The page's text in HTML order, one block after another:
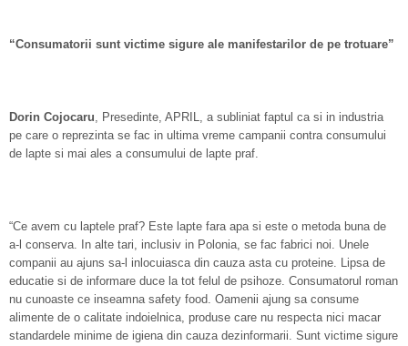
“Consumatorii sunt victime sigure ale manifestarilor de pe trotuare”
Dorin Cojocaru, Presedinte, APRIL, a subliniat faptul ca si in industria
pe care o reprezinta se fac in ultima vreme campanii contra consumului
de lapte si mai ales a consumului de lapte praf.
“Ce avem cu laptele praf? Este lapte fara apa si este o metoda buna de
a-l conserva. In alte tari, inclusiv in Polonia, se fac fabrici noi. Unele
companii au ajuns sa-l inlocuiasca din cauza asta cu proteine. Lipsa de
educatie si de informare duce la tot felul de psihoze. Consumatorul roman
nu cunoaste ce inseamna safety food. Oamenii ajung sa consume
alimente de o calitate indoielnica, produse care nu respecta nici macar
standardele minime de igiena din cauza dezinformarii. Sunt victime sigure